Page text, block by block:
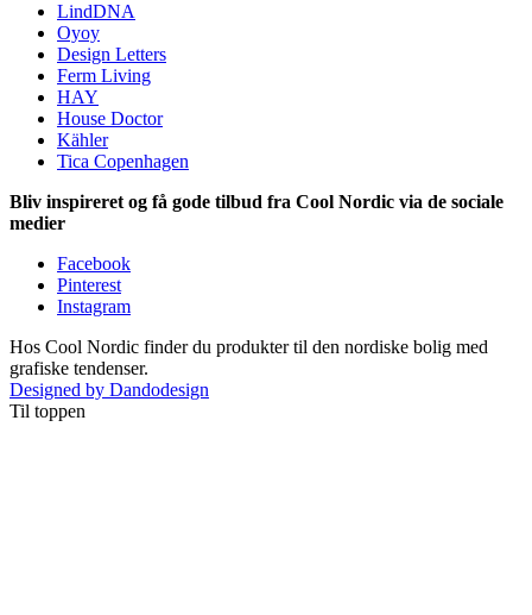
LindDNA
Oyoy
Design Letters
Ferm Living
HAY
House Doctor
Kähler
Tica Copenhagen
Bliv inspireret og få gode tilbud fra Cool Nordic via de sociale
medier
Facebook
Pinterest
Instagram
Hos Cool Nordic finder du produkter til den nordiske bolig med
grafiske tendenser.
Designed by Dandodesign
Til toppen